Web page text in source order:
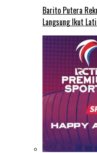
Barito Putera
Langsung Ikut